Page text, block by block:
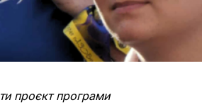
проєкт програми